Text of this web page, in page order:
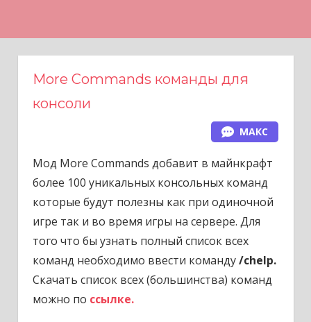
More Commands команды для
консоли
МАКС
Мод More Commands добавит в майнкрафт
более 100 уникальных консольных команд
которые будут полезны как при одиночной
игре так и во время игры на сервере. Для
того что бы узнать полный список всех
команд необходимо ввести команду/chelp.
Скачать список всех (большинства) команд
можно по ссылке.